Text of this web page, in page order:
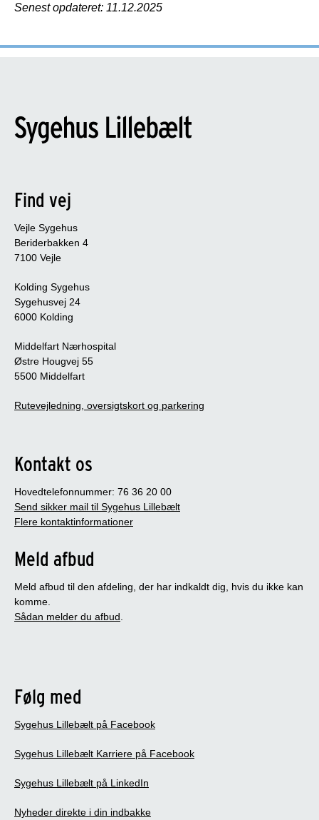
Senest opdateret: 11.12.2025
Find vej
Vejle Sygehus
Beriderbakken 4
7100 Vejle
Kolding Sygehus
Sygehusvej 24
6000 Kolding
Middelfart Nærhospital
Østre Hougvej 55
5500 Middelfart
Rutevejledning, oversigtskort og parkering
Kontakt os
Hovedtelefonnummer: 76 36 20 00
Send sikker mail til Sygehus Lillebælt
Flere kontaktinformationer
Meld afbud
Meld afbud til den afdeling, der har indkaldt dig, hvis du ikke kan
komme.
Sådan melder du afbud.
Følg med
Sygehus Lillebælt på Facebook
Sygehus Lillebælt Karriere på Facebook
Sygehus Lillebælt på LinkedIn
Nyheder direkte i din indbakke